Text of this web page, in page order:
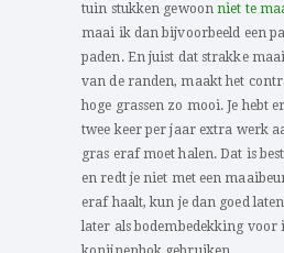
tuin stukken gewoon niet te
maai ik dan bijvoorbeeld een
paden. En juist dat strakke
van de randen, maakt het
hoge grassen zo mooi. Je hebt
twee keer per jaar extra werk
gras eraf moet halen. Dat is
en redt je niet met een
eraf haalt, kun je dan goed
later als bodembedekking voor